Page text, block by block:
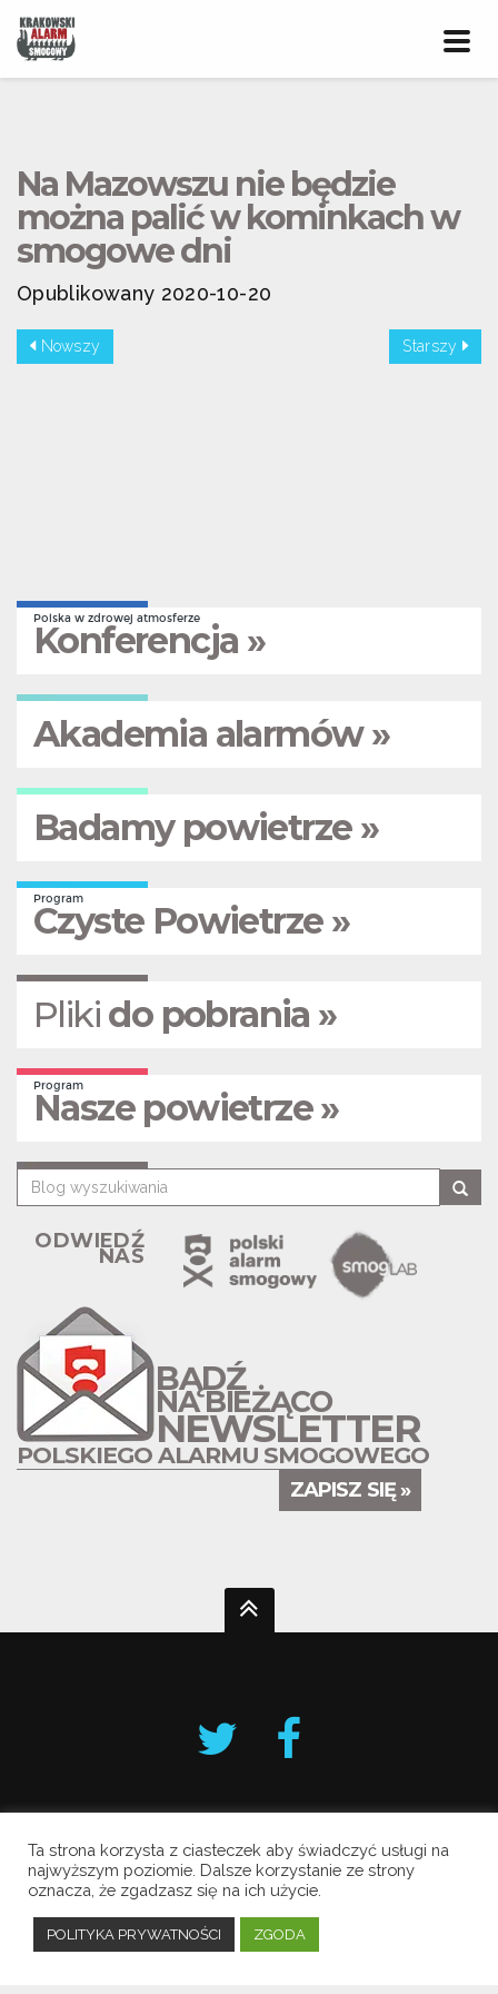
Na Mazowszu nie będzie
można palić w kominkach w
smogowe dni
Opublikowany 2020-10-20
Nowszy Starszy
Polska w zdrowej atmosferze
Konferencja »
Akademia alarmów »
Badamy powietrze »
Program
Czyste Powietrze »
Pliki do pobrania »
Program
Nasze powietrze »
ODWIEDŹ
NAS
BĄDŹ
NA BIEŻĄCO
NEWSLETTER
POLSKIEGO ALARMU SMOGOWEGO
ZAPISZ SIĘ »
Krakowski Alarm Smogowy
Copyright © 2019 All Rights Reserved.
Polityka prywatności
Ta strona korzysta z ciasteczek aby świadczyć usługi na
najwyższym poziomie. Dalsze korzystanie ze strony
oznacza, że zgadzasz się na ich użycie.
POLITYKA PRYWATNOŚCI ZGODA